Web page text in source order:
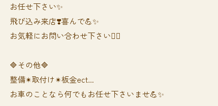
お任せ下さい✨
飛び込み来店❣️喜んで💪✨
お気軽にお問い合わせ下さい🙆‍♀️
🔷その他🔷
整備✴︎取付け✴︎板金ect...
お車のことなら何でもお任せ下さいませ💪✨